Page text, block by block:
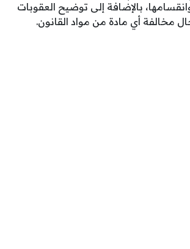
بالإضافة إلى توضيح العقوبات
مخالفة أي مادة من مواد القانون.